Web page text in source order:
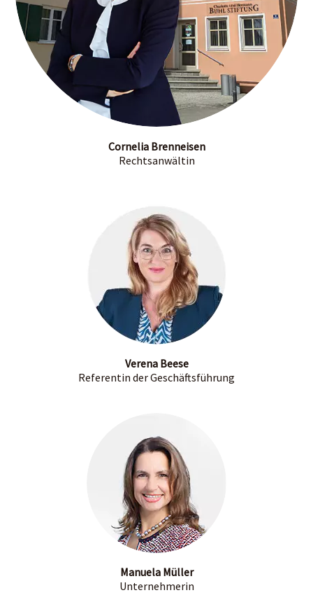
Cornelia Brenneisen
Rechtsanwältin
Verena Beese
Referentin der Geschäftsführung
Manuela Müller
Unternehmerin